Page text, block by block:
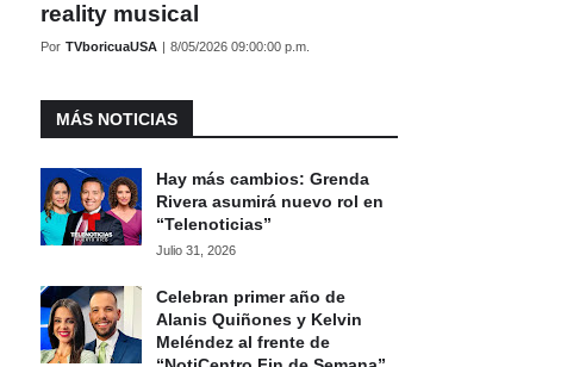
reality musical
Por TVboricuaUSA | 8/05/2026 09:00:00 p.m.
MÁS NOTICIAS
Hay más cambios: Grenda
Rivera asumirá nuevo rol en
“Telenoticias”
Julio 31, 2026
Celebran primer año de
Alanis Quiñones y Kelvin
Meléndez al frente de